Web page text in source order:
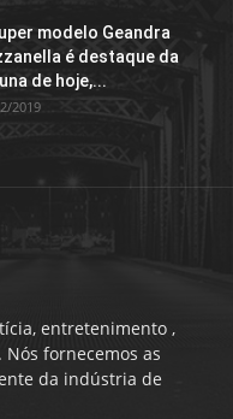
modelo Geandra
é destaque da
de hoje,...
2019
entretenimento ,
fornecemos as
da indústria de